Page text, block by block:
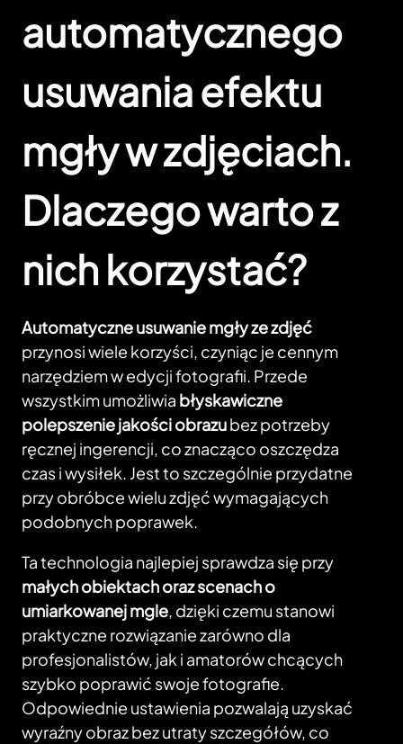
automatycznego
usuwania efektu
mgły w zdjęciach.
Dlaczego warto z
nich korzystać?
Automatyczne usuwanie mgły ze zdjęć
przynosi wiele korzyści, czyniąc je cennym
narzędziem w edycji fotografii. Przede
wszystkim umożliwia błyskawiczne
polepszenie jakości obrazubez potrzeby
ręcznej ingerencji, co znacząco oszczędza
czas i wysiłek. Jest to szczególnie przydatne
przy obróbce wielu zdjęć wymagających
podobnych poprawek.
Ta technologia najlepiej sprawdza się przy
małych obiektach oraz scenach o
umiarkowanej mgle, dzięki czemu stanowi
praktyczne rozwiązanie zarówno dla
profesjonalistów, jak i amatorów chcących
szybko poprawić swoje fotografie.
Odpowiednie ustawienia pozwalają uzyskać
wyraźny obraz bez utraty szczegółów, co